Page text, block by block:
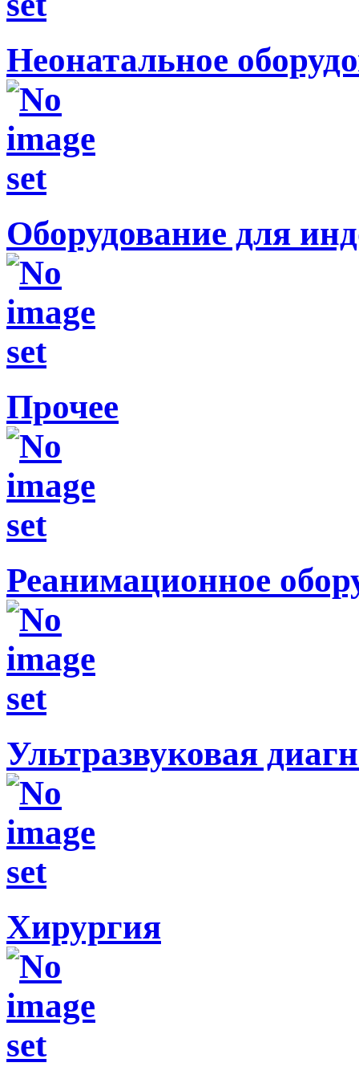
Неонатальное
Оборудование для
Прочее
Реанимационное
Ультразвуковая
Хирургия